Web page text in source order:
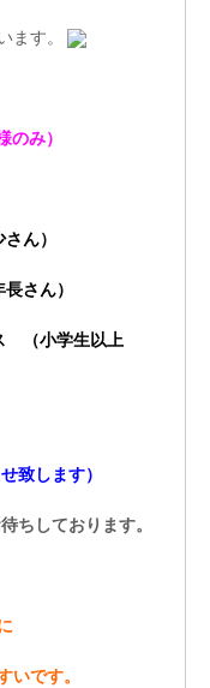
ます。
のみ）
ん）
さん）
（小学生以上
致します）
ちしております。
いです。